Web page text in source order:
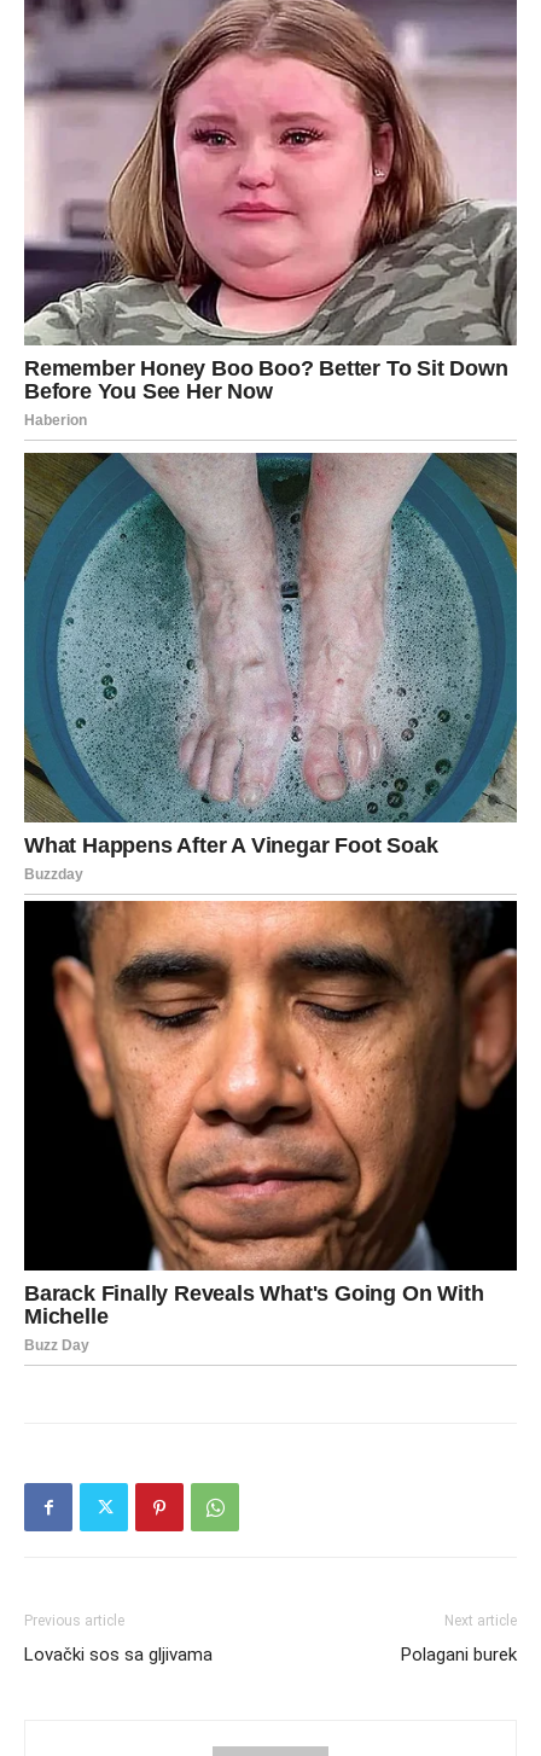
Previous article
Lovački sos sa gljivama
Next article
Polagani burek